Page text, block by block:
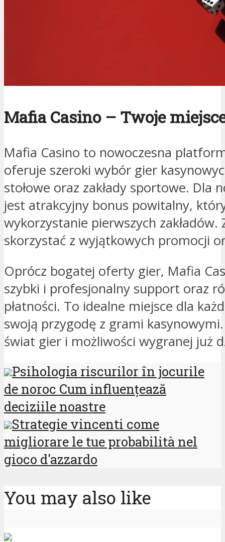
Mafia Casino – Twoje
Mafia Casino to nowoczesna
oferuje szeroki wybór gier
stołowe oraz zakłady sportowe. Dla
jest atrakcyjny bonus powitalny,
wykorzystanie pierwszych zakładów.
skorzystać z wyjątkowych promocji
Oprócz bogatej oferty gier, Mafia
szybki i profesjonalny support oraz
płatności. To idealne miejsce dla
swoją przygodę z grami
świat gier i możliwości wygranej już
Psihologia riscurilor în jocurile
de noroc Cum influențează
deciziile noastre
Strategie vincenti come
migliorare le tue probabilità nel
gioco d'azzardo
You may also like